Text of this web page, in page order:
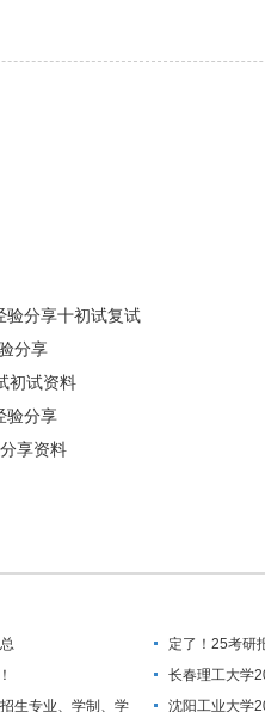
验分享十初试复试
分享
初试资料
验分享
享资料
定了！25考研
长春理工大学
生专业、学制、学
沈阳工业大学